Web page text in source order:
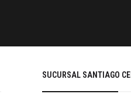
SUCURSAL SANTIAGO